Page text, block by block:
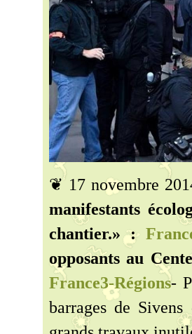
❦ 17 novembre
manifestants
chantier.» :
opposants au
France3-Régions-
barrages de